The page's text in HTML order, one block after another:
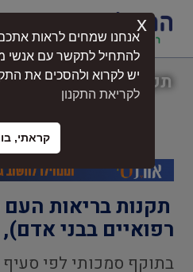
תקנות בריאות העם
אדם), תשמ"א-
תקנות בריאות העם
רפואיים בבני אדם),
אנחנו שמחים לראות
להתחיל לתקשר עם אנשי
יש לקרוא ולהסכים את
לקריאת התקנון
קראתי,
x